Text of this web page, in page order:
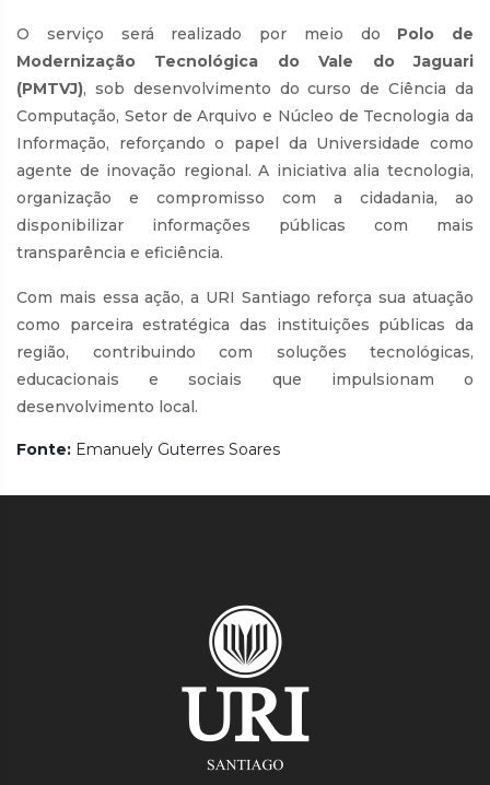
O serviço será realizado por meio do Polo de
Modernização Tecnológica do Vale do Jaguari
(PMTVJ), sob desenvolvimento do curso de Ciência da
Computação, Setor de Arquivo e Núcleo de Tecnologia da
Informação, reforçando o papel da Universidade como
agente de inovação regional. A iniciativa alia tecnologia,
organização e compromisso com a cidadania, ao
disponibilizar informações públicas com mais
transparência e eficiência.
Com mais essa ação, a URI Santiago reforça sua atuação
como parceira estratégica das instituições públicas da
região, contribuindo com soluções tecnológicas,
educacionais e sociais que impulsionam o
desenvolvimento local.
Fonte: Emanuely Guterres Soares